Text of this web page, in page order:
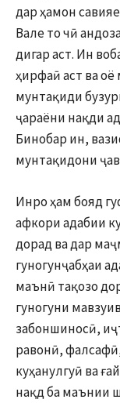
дар ҳамон
Вале то чӣ
дигар аст. Ин
ҳирфаӣ аст ва
мунтақиди
ҷараёни нақди
Бинобар ин,
мунтақидони
Инро ҳам бояд
афкори адабии
дорад ва дар
гуногунҷабҳаи
маънӣ тақозо
гуногуни
забоншиносӣ,
равонӣ,
куҳанулгуӣ ва
нақд ба маънии